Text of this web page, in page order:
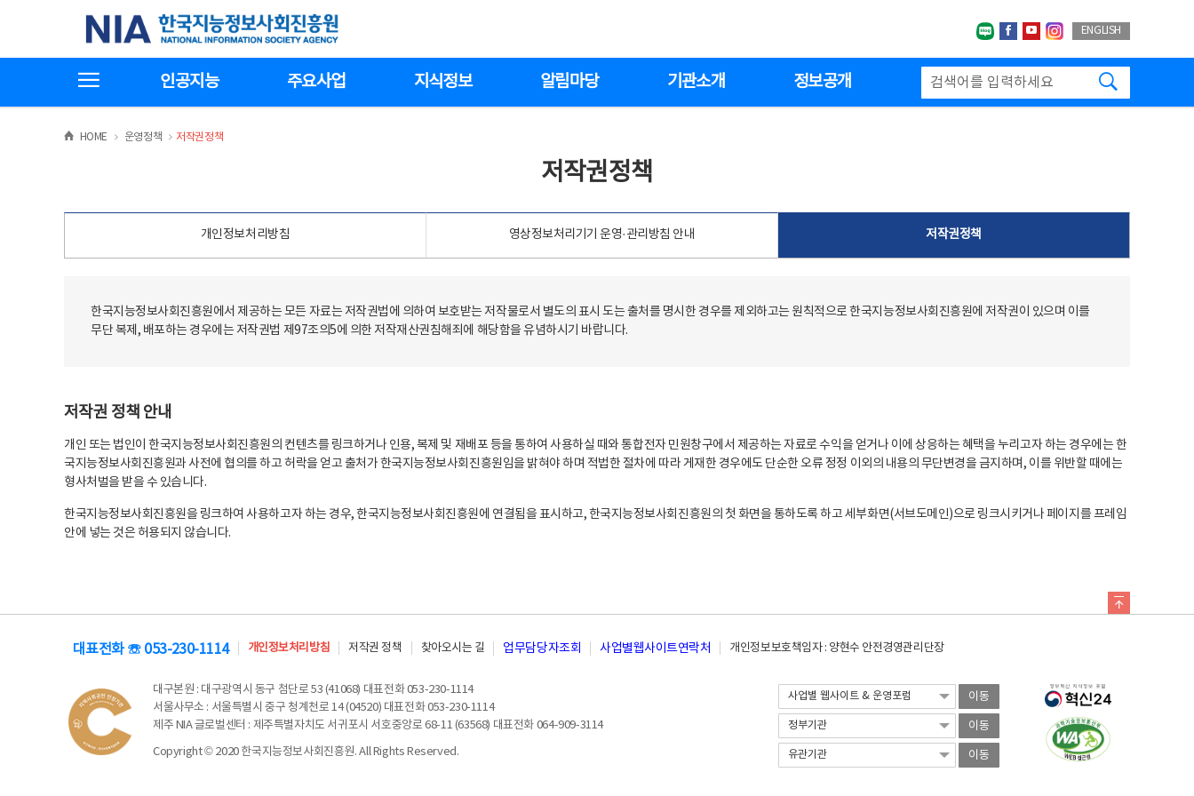
기
한국지능정보사회진흥원
네이버블로그
페이스북
유투브인스타그랩
ENGLISH
인공지능 주요사업 지식정보 알림마당 기관소개 정보공개
HOME >운영정책 >
저작권정책
저작권정책
개인정보처리방침 영상정보처리기기 운영·관리방침 안내 저작권정책
한국지능정보사회진흥원에서 제공하는 모든 자료는 저작권법에 의하여 보호받는 저작물로서 별도의 표시 도는 출처를 명시한 경우를 제외하고는 원칙적으로 한국지능정보사회진흥원에 저작권이 있으며 이를
무단 복제, 배포하는 경우에는 저작권법 제97조의5에 의한 저작재산권침해죄에 해당함을 유념하시기 바랍니다.
저작권 정책 안내
개인 또는 법인이 한국지능정보사회진흥원의 컨텐츠를 링크하거나 인용, 복제 및 재배포 등을 통하여 사용하실 때와 통합전자 민원창구에서 제공하는 자료로 수익을 얻거나 이에 상응하는 혜택을 누리고자 하는 경우에는 한
국지능정보사회진흥원과 사전에 협의를 하고 허락을 얻고 출처가 한국지능정보사회진흥원임을 밝혀야 하며 적법한 절차에 따라 게재한 경우에도 단순한 오류 정정 이외의 내용의 무단변경을 금지하며, 이를 위반할 때에는
형사처벌을 받을 수 있습니다.
한국지능정보사회진흥원을 링크하여 사용하고자 하는 경우, 한국지능정보사회진흥원에 연결됨을 표시하고, 한국지능정보사회진흥원의 첫 화면을 통하도록 하고 세부화면(서브도메인)으로 링크시키거나 페이지를 프레임
안에 넣는 것은 허용되지 않습니다.
대표전화 ☏ 053-230-1114 개인정보처리방침 저작권 정책 찾아오시는 길 업무담당자조회 사업별웹사이트연락처 개인정보보호책임자 : 양현수 안전경영관리단장
대구본원 : 대구광역시 동구 첨단로 53 (41068) 대표전화 053-230-1114
서울사무소 : 서울특별시 중구 청계천로 14 (04520) 대표전화 053-230-1114
제주 NIA 글로벌센터 : 제주특별자치도 서귀포시 서호중앙로 68-11 (63568) 대표전화 064-909-3114
Copyright © 2020 한국지능정보사회진흥원. All Rights Reserved.
이동
이동
이동